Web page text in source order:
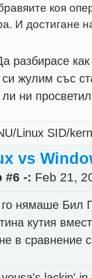
коя
И достигане
разбирасе
жулим със
ли ни
Linux SID/
vs
#6 -: Feb 21,
го нямаше Бил
кутия
в сравнение